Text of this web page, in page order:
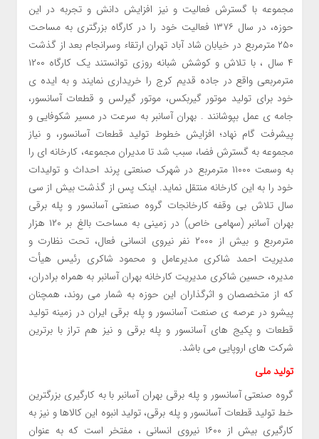
مجموعه با گسترش فعالیت و نیز افزایش دانش و تجربه در این
حوزه، در سال ۱۳۷۶ فعالیت خود را در کارگاه بزرگتری به مساحت
۲۵۰ مترمربع در خیابان شاد آباد تهران ارتقاء وسرانجام بعد از گذشت
۴ سال ، با تلاش و کوشش شبانه روزی توانستند یک کارگاه ۱۲۰۰
مترمربعی واقع در جاده قدیم کرج را خریداری نمایند و به ایده ی
خود برای تولید موتور گیربکس، موتور گیرلس و قطعات آسانسور،
جامه ی عمل بپوشانند . بهران آسانبر به سرعت در مسیر شکوفایی و
پیشرفت گام نهاد؛ افزایش خطوط تولید قطعات آسانسور، و نیاز
مجموعه به گسترش فضا، سبب شد تا مدیران مجموعه، کارخانه ای را
به وسعت ۱۱۰۰۰ مترمربع در شهرک صنعتی پرند احداث و تولیدات
خود را به این کارخانه منتقل نماید. اینک پس از گذشت بیش از سی
سال تلاش بی وقفه کارخانجات گروه صنعتی آسانسور و پله برقی
بهران آسانبر (سهامی خاص) در زمینی به مساحت بالغ بر ۱۲۰ هزار
مترمربع و بیش از ۲۰۰۰ نفر نیروی انسانی فعال، تحت نظارت و
مدیریت احمد شاکری مدیرعامل و محمود شاکری رئیس هیأت
مدیره، حسین شاکری مدیریت کارخانه بهران آسانبر به همراه برادران،
که از متخصصان و اثرگذاران این حوزه به شمار می روند، همچنان
پیشرو در عرصه ی صنعت آسانسور و پله برقی ایران در زمینه تولید
قطعات و پکیج های آسانسور و پله برقی و نیز هم تراز با برترین
شرکت های اروپایی می باشد.
تولید ملی
گروه صنعتی آسانسور و پله برقی بهران آسانبر با به کارگیری بزرگترین
خط تولید قطعات آسانسور و پله برقی، تولید انبوه این کالاها و نیز به
کارگیری بیش از ۱۶۰۰ نیروی انسانی ، مفتخر است که به عنوان